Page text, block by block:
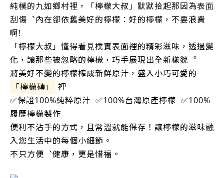
純樸的九如鄉村裡，「檸檬⼤叔」默默拾起那因為表⾯
刮傷︑內在卻依舊美好的檸檬：好的檸檬，不要浪費
啊!
「檸檬⼤叔」懂得看⾒樸實表面裡的精彩滋味，透過變
化，讓那些被忽略的檸檬，巧手展現出全新樣貌︒
將美好不變的檸檬榨成新鮮原汁，盛入⼩巧可愛的
「檸檬磚」
裡
✅保證100%純粹原汁 ✅100%台灣原產檸檬 ✅100%
履歷檸檬製作
便利不沾手的方式，且常溫就能保存！讓檸檬的滋味融
入您⽣活中的每個⼩細節。
不只方便︑健康，更是惜福。